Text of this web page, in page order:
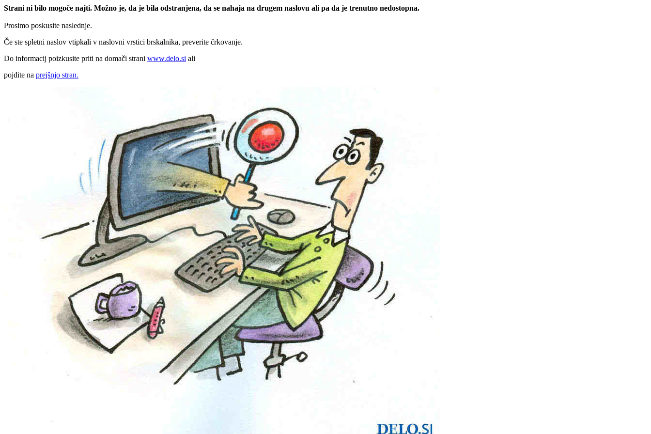
Strani ni bilo mogoče najti. Možno je, da je bila odstranjena, da se nahaja na drugem naslovu ali pa da je trenutno nedostopna.
Prosimo poskusite naslednje.
Če ste spletni naslov vtipkali v naslovni vrstici brskalnika, preverite črkovanje.
Do informacij poizkusite priti na domači strani www.delo.si ali
pojdite na prejšnjo stran.